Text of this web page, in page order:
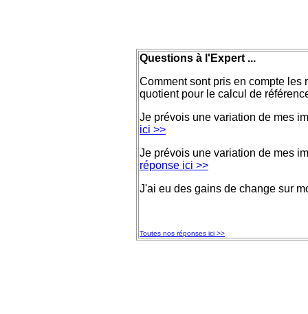
Questions à l'Expert ...
Comment sont pris en compte les
quotient pour le calcul de
Je prévois une variation de mes
ici >>
Je prévois une variation de mes
réponse ici >>
J'ai eu des gains de change sur
Toutes nos réponses ici >>